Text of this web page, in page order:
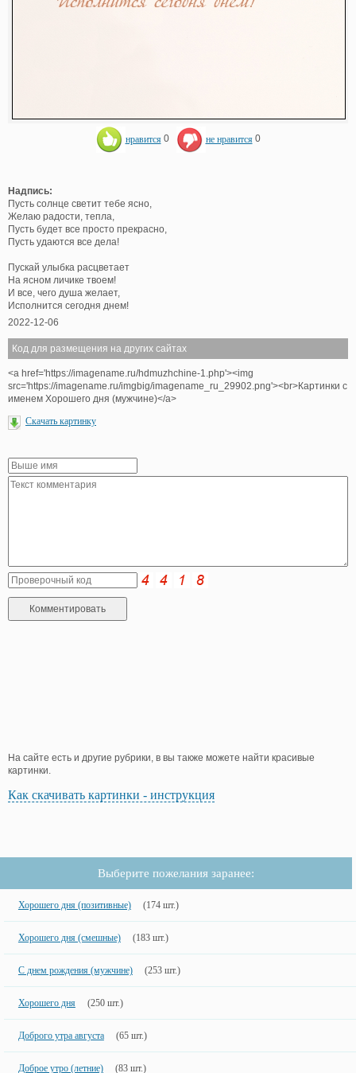
нравится 0 не нравится 0
Надпись:
Пусть солнце светит тебе ясно,
Желаю радости, тепла,
Пусть будет все просто прекрасно,
Пусть удаются все дела!
Пускай улыбка расцветает
На ясном личике твоем!
И все, чего душа желает,
Исполнится сегодня днем!
2022-12-06
Код для размещения на других сайтах
<a href='https://imagename.ru/hdmuzhchine-1.php'><img
src='https://imagename.ru/imgbig/imagename_ru_29902.png'><br>Картинки с
именем Хорошего дня (мужчине)</a>
Скачать картинку
На сайте есть и другие рубрики, в вы также можете найти красивые
картинки.
Как скачивать картинки - инструкция
Выберите пожелания заранее:
Хорошего дня (позитивные) (174 шт.)
Хорошего дня (смешные) (183 шт.)
С днем рождения (мужчине) (253 шт.)
Хорошего дня (250 шт.)
Доброго утра августа (65 шт.)
Доброе утро (летние) (83 шт.)